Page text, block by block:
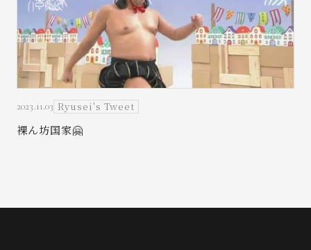
2023.11.03 Ryusei's Tweet
裸ん坊国家🤗